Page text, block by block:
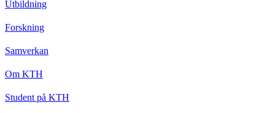
Utbildning
Forskning
Samverkan
Om KTH
Student på KTH